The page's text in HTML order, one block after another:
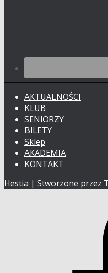
AKTUALNOŚCI
KLUB
SENIORZY
BILETY
Sklep
AKADEMIA
KONTAKT
Hestia | Stworzone przez